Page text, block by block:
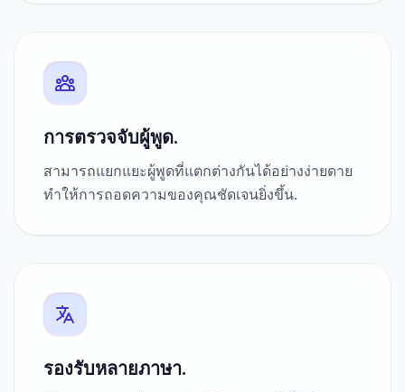
การตรวจจับผู้พูด.
สามารถแยกแยะผู้พูดที่แตกต่างกันได้อย่างง่ายดาย
ทำให้การถอดความของคุณชัดเจนยิ่งขึ้น.
รองรับหลายภาษา.